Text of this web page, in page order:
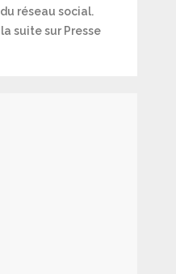
réseau social.
suite sur Presse